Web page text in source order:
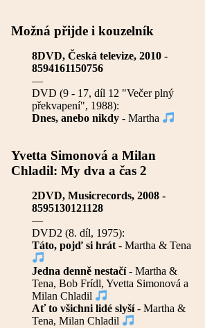
Možná přijde i kouzelník
8DVD, Česká televize, 2010 -
8594161150756
—
DVD (9 - 17, díl 12 "Večer plný
překvapení", 1988):
Dnes, anebo nikdy - Martha
Yvetta Simonová a Milan
Chladil: My dva a čas 2
2DVD, Musicrecords, 2008 -
8595130121128
—
DVD2 (8. díl, 1975):
Táto, pojď si hrát - Martha & Tena
Jedna denně nestačí- Martha &
Tena, Bob Frídl, Yvetta Simonová a
Milan Chladil
Ať to všichni lidé slyší- Martha &
Tena, Milan Chladil